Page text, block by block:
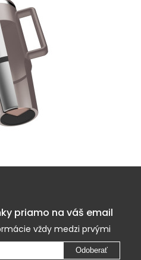
priamo na váš email
vždy medzi prvými
Odoberať